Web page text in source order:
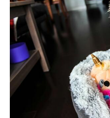
D
o
p
o
r
u
č
u
j